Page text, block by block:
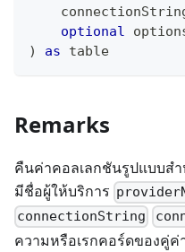
optional
)
as table
Remarks
คืนค่าคอลเลกชันรูปแบบส
มีชื่อผู้ให้บริการ
connectionString
ความหรือเรกคอร์ดของคู่